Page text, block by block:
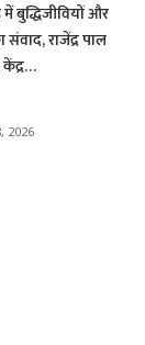
बुद्धिजीवियों और
संवाद, राजेंद्र पाल
2026